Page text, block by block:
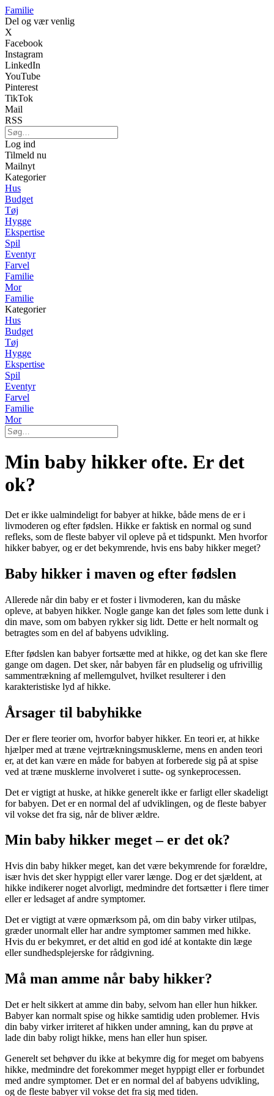
Familie
Del og vær venlig
X
Facebook
Instagram
LinkedIn
YouTube
Pinterest
TikTok
Mail
RSS
Log ind
Tilmeld nu
Mailnyt
Kategorier
Hus
Budget
Tøj
Hygge
Ekspertise
Spil
Eventyr
Farvel
Familie
Mor
Familie
Kategorier
Hus
Budget
Tøj
Hygge
Ekspertise
Spil
Eventyr
Farvel
Familie
Mor
Min baby hikker ofte. Er det
ok?
Det er ikke ualmindeligt for babyer at hikke, både mens de er i
livmoderen og efter fødslen. Hikke er faktisk en normal og sund
refleks, som de fleste babyer vil opleve på et tidspunkt. Men hvorfor
hikker babyer, og er det bekymrende, hvis ens baby hikker meget?
Baby hikker i maven og efter fødslen
Allerede når din baby er et foster i livmoderen, kan du måske
opleve, at babyen hikker. Nogle gange kan det føles som lette dunk i
din mave, som om babyen rykker sig lidt. Dette er helt normalt og
betragtes som en del af babyens udvikling.
Efter fødslen kan babyer fortsætte med at hikke, og det kan ske flere
gange om dagen. Det sker, når babyen får en pludselig og ufrivillig
sammentrækning af mellemgulvet, hvilket resulterer i den
karakteristiske lyd af hikke.
Årsager til babyhikke
Der er flere teorier om, hvorfor babyer hikker. En teori er, at hikke
hjælper med at træne vejrtrækningsmusklerne, mens en anden teori
er, at det kan være en måde for babyen at forberede sig på at spise
ved at træne musklerne involveret i sutte- og synkeprocessen.
Det er vigtigt at huske, at hikke generelt ikke er farligt eller skadeligt
for babyen. Det er en normal del af udviklingen, og de fleste babyer
vil vokse det fra sig, når de bliver ældre.
Min baby hikker meget – er det ok?
Hvis din baby hikker meget, kan det være bekymrende for forældre,
især hvis det sker hyppigt eller varer længe. Dog er det sjældent, at
hikke indikerer noget alvorligt, medmindre det fortsætter i flere timer
eller er ledsaget af andre symptomer.
Det er vigtigt at være opmærksom på, om din baby virker utilpas,
græder unormalt eller har andre symptomer sammen med hikke.
Hvis du er bekymret, er det altid en god idé at kontakte din læge
eller sundhedsplejerske for rådgivning.
Må man amme når baby hikker?
Det er helt sikkert at amme din baby, selvom han eller hun hikker.
Babyer kan normalt spise og hikke samtidig uden problemer. Hvis
din baby virker irriteret af hikken under amning, kan du prøve at
lade din baby roligt hikke, mens han eller hun spiser.
Generelt set behøver du ikke at bekymre dig for meget om babyens
hikke, medmindre det forekommer meget hyppigt eller er forbundet
med andre symptomer. Det er en normal del af babyens udvikling,
og de fleste babyer vil vokse det fra sig med tiden.